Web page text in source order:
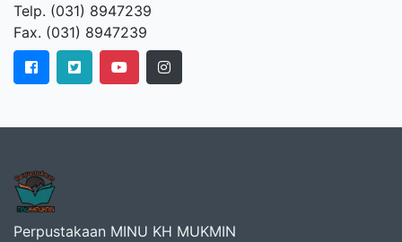
Telp. (031) 8947239
Fax. (031) 8947239
Perpustakaan MINU KH MUKMIN